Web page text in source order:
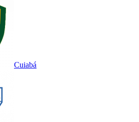
Cuiabá